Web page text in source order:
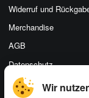
Wir
Widerruf und
Merchandise
AGB
Datenschutz